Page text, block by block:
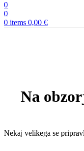
0
0
0 items 0,00 €
Na
Nekaj ​​velikega se